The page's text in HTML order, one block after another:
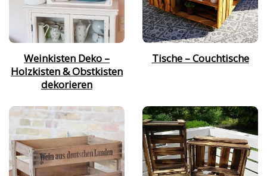
Weinkisten Deko –
Holzkisten & Obstkisten
dekorieren
Tische – Couchtische